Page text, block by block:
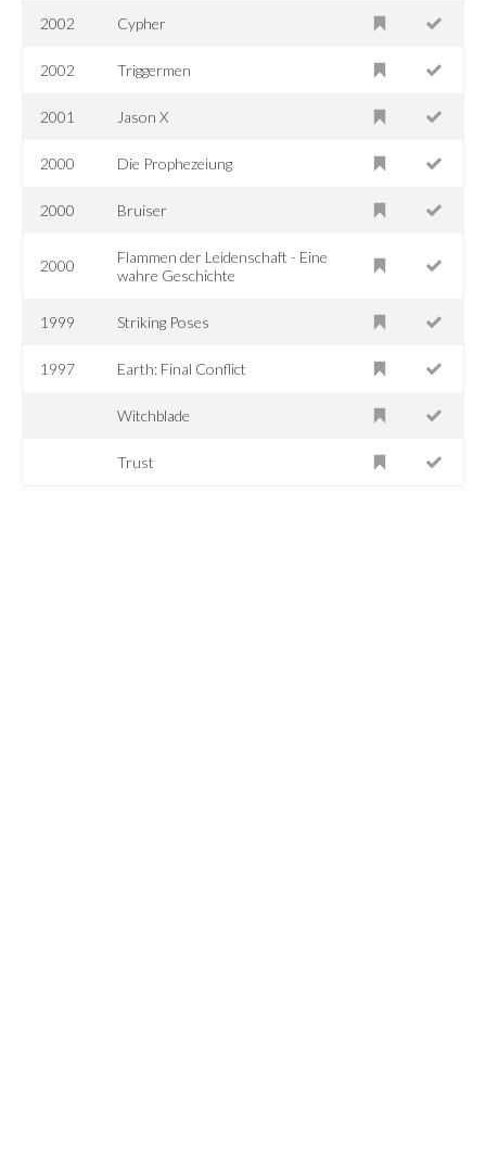
2002 Cypher
2002 Triggermen
2001 Jason X
2000 Die Prophezeiung
2000 Bruiser
2000
Flammen der Leidenschaft - Eine
wahre Geschichte
1999 Striking Poses
1997 Earth: Final Conflict
Witchblade
Trust